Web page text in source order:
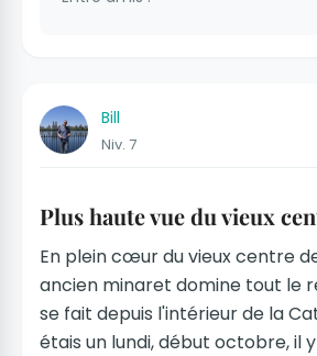
Bill
Niv. 7
Plus haute vue du vieux
En plein cœur du vieux centre
ancien minaret domine tout le
se fait depuis l'intérieur de la
étais un lundi, début octobre, il